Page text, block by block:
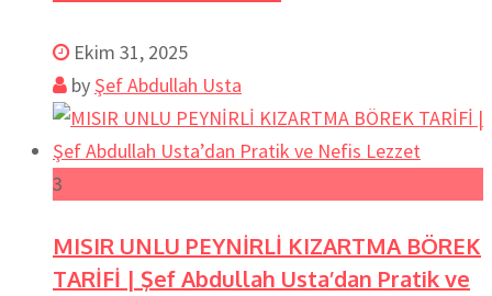
Ekim 31, 2025
by Şef Abdullah Usta
3
MISIR UNLU PEYNİRLİ KIZARTMA BÖREK
TARİFİ | Şef Abdullah Usta’dan Pratik ve